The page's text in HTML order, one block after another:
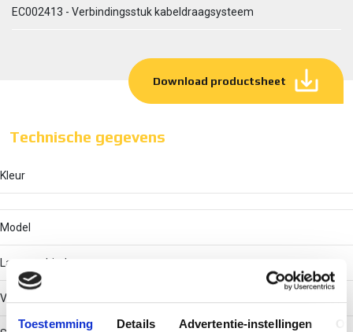
Toestemming Details Advertentie-instellingen
EC002413 - Verbindingsstuk kabeldraagsysteem
Download productsheet
Technische gegevens
Kleur
Model
Langsverbinder
Verbindingswijze